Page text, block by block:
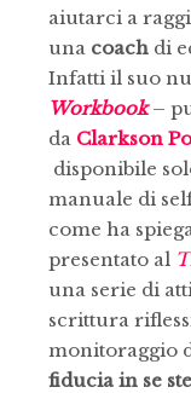
aiutarci a
una coach di
Infatti il suo
Workbook–
da Clarkson
disponibile
manuale di
come ha
presentato al
una serie di
scrittura
monitoraggio
fiducia in se